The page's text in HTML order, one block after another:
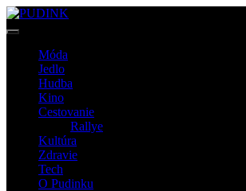
Móda
Jedlo
Hudba
Kino
Cestovanie
Rallye
Kultúra
Zdravie
Tech
O Pudinku